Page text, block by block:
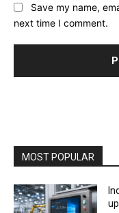
Save my name,
next time I comment.
MOST POPULAR